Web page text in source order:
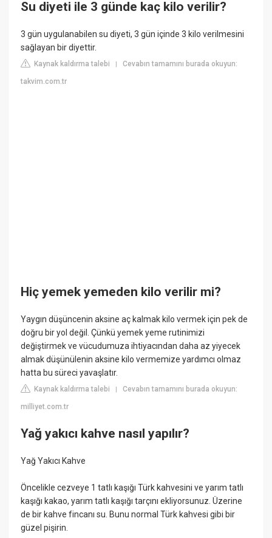
Su diyeti ile 3 günde kaç kilo verilir?
3 gün uygulanabilen su diyeti, 3 gün içinde 3 kilo verilmesini
sağlayan bir diyettir.
Kaynak kaldırma talebi |Cevabın tamamını burada okuyun:
takvim.com.tr
Hiç yemek yemeden kilo verilir mi?
Yaygın düşüncenin aksine aç kalmak kilo vermek için pek de
doğru bir yol değil. Çünkü yemek yeme rutinimizi
değiştirmek ve vücudumuza ihtiyacından daha az yiyecek
almak düşünülenin aksine kilo vermemize yardımcı olmaz
hatta bu süreci yavaşlatır.
Kaynak kaldırma talebi |Cevabın tamamını burada okuyun:
milliyet.com.tr
Yağ yakıcı kahve nasıl yapılır?
Yağ Yakıcı Kahve
Öncelikle cezveye 1 tatlı kaşığı Türk kahvesini ve yarım tatlı
kaşığı kakao, yarım tatlı kaşığı tarçını ekliyorsunuz. Üzerine
de bir kahve fincanı su. Bunu normal Türk kahvesi gibi bir
güzel pişirin.